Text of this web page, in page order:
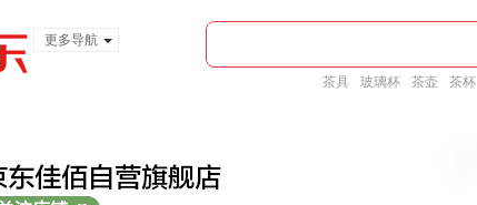
更多导航
茶具 玻璃杯 茶壶 茶杯